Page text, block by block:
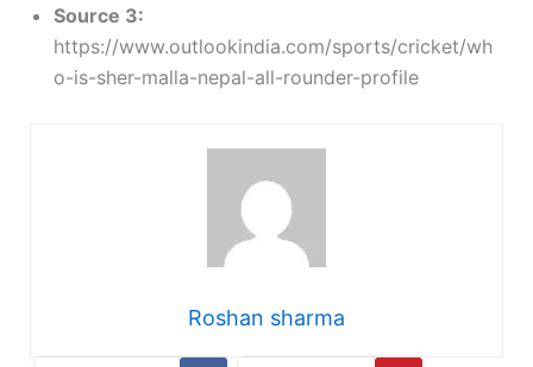
Source 3:
https://www.outlookindia.com/sports/cricket/wh
o-is-sher-malla-nepal-all-rounder-profile
Roshan sharma